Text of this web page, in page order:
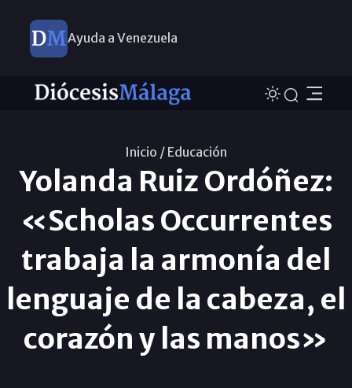
Ayuda a Venezuela
Inicio / Educación
Yolanda Ruiz Ordóñez:
«Scholas Occurrentes
trabaja la armonía del
lenguaje de la cabeza, el
corazón y las manos»